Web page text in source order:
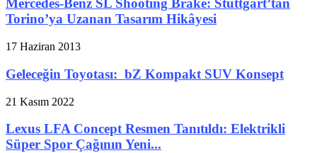
Mercedes-Benz SL Shooting Brake: Stuttgart’tan
Torino’ya Uzanan Tasarım Hikâyesi
17 Haziran 2013
Geleceğin Toyotası: bZ Kompakt SUV Konsept
21 Kasım 2022
Lexus LFA Concept Resmen Tanıtıldı: Elektrikli
Süper Spor Çağının Yeni...